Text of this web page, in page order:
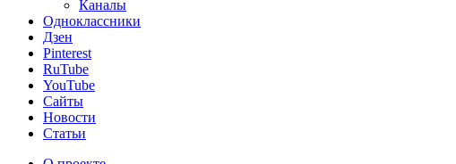
Каналы
Одноклассники
Дзен
Pinterest
RuTube
YouTube
Сайты
Новости
Статьи